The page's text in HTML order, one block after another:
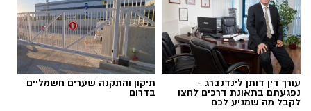
בכניסה לחדר המיון של בית החולים ברזילי.
באמצעות המערכת ניתן לסרוק את חום גופם של
מספר רב של בני אדם ומתריעה, בתוך שניה, אם
חום גופם הוא מעל 38 מעלות צלזיוס*. חברת HVI
פתרונות אבטחה מייבאת לישראל את מערכות
הצילום התרמיות המיוחדות ובחרה לתרום חמש
עורך דין דותן לינדנברג -
נפגעתם בתאונת דרכים לחצו
לקבל מה שמגיע לכם
תיקון והתקנה שערים חשמליים
בדרום